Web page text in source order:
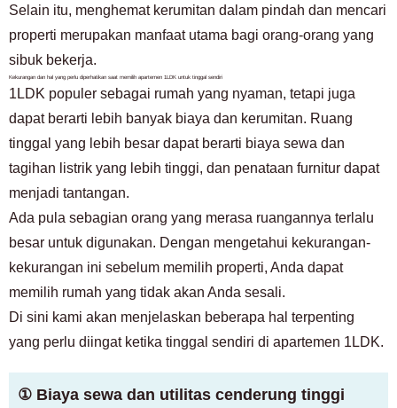
Selain itu, menghemat kerumitan dalam pindah dan mencari
properti merupakan manfaat utama bagi orang-orang yang
sibuk bekerja.
Kekurangan dan hal yang perlu diperhatikan saat memilih apartemen 1LDK untuk tinggal sendiri
1LDK populer sebagai rumah yang nyaman, tetapi juga
dapat berarti lebih banyak biaya dan kerumitan. Ruang
tinggal yang lebih besar dapat berarti biaya sewa dan
tagihan listrik yang lebih tinggi, dan penataan furnitur dapat
menjadi tantangan.
Ada pula sebagian orang yang merasa ruangannya terlalu
besar untuk digunakan. Dengan mengetahui kekurangan-
kekurangan ini sebelum memilih properti, Anda dapat
memilih rumah yang tidak akan Anda sesali.
Di sini kami akan menjelaskan beberapa hal terpenting
yang perlu diingat ketika tinggal sendiri di apartemen 1LDK.
① Biaya sewa dan utilitas cenderung tinggi